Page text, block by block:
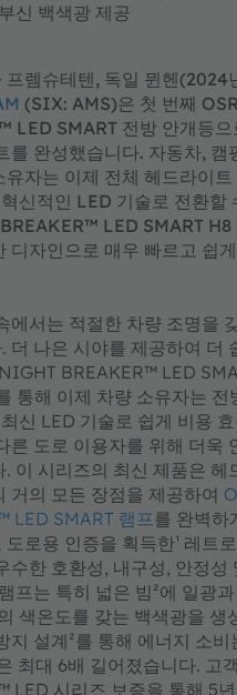
신 백색광 제공
프렘슈테텐, 독일 뮌헨(2024
(SIX: AMS)은 첫 번째
LED SMART 전방 안개등
를 완성했습니다. 자동차, 캠
유자는 이제 전체 헤드라이
신적인 LED 기술로 전환할
LED SMART H8
디자인으로 매우 빠르고 쉽
에서는 적절한 차량 조명을
더 나은 시야를 제공하여 더
BREAKER™ LED
통해 이제 차량 소유자는
신 LED 기술로 쉽게 비용
른 도로 이용자를 위해 더욱
. 이 시리즈의 최신 제품은 헤
거의 모든 장점을 제공하여
LED SMART 램프를 완벽하
도로용 인증을 획득한¹ 레트
수한 호환성, 내구성, 안정성
프는 특히 넓은 빔²에 일광
색온도를 갖는 백색광을 생
지 설계²를 통해 에너지 소
최대 6배 길어졌습니다. 고
LED 시리즈 보증을 통해 5